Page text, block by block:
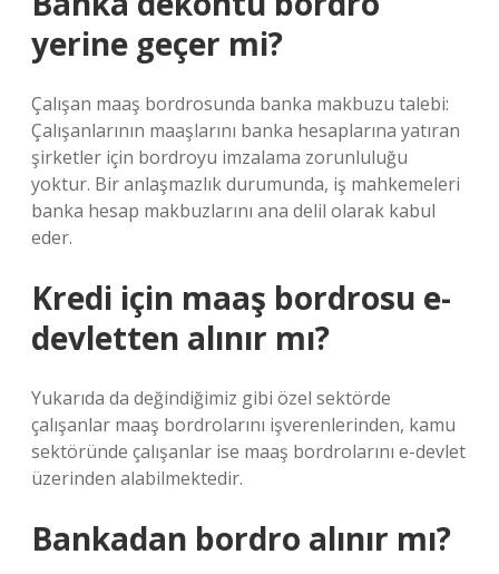
yerine geçer mi?
Çalışan maaş bordrosunda banka makbuzu talebi:
Çalışanlarının maaşlarını banka hesaplarına yatıran
şirketler için bordroyu imzalama zorunluluğu
yoktur. Bir anlaşmazlık durumunda, iş mahkemeleri
banka hesap makbuzlarını ana delil olarak kabul
eder.
Kredi için maaş bordrosu e-
devletten alınır mı?
Yukarıda da değindiğimiz gibi özel sektörde
çalışanlar maaş bordrolarını işverenlerinden, kamu
sektöründe çalışanlar ise maaş bordrolarını e-devlet
üzerinden alabilmektedir.
Bankadan bordro alınır mı?